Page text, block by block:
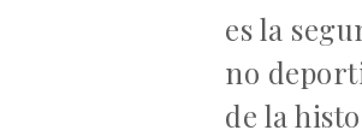
es la
no
de la